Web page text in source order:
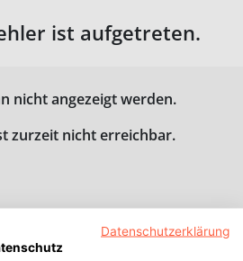
ist aufgetreten.
nicht angezeigt werden.
zurzeit nicht erreichbar.
Datenschutzerklärung